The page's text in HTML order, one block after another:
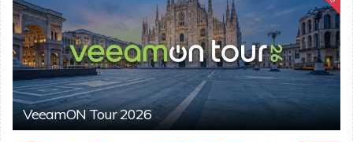
VeeamON Tour 2026